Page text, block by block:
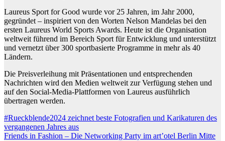
Laureus Sport for Good wurde vor 25 Jahren, im Jahr 2000,
gegründet – inspiriert von den Worten Nelson Mandelas bei den
ersten Laureus World Sports Awards. Heute ist die Organisation
weltweit führend im Bereich Sport für Entwicklung und unterstützt
und vernetzt über 300 sportbasierte Programme in mehr als 40
Ländern.
Die Preisverleihung mit Präsentationen und entsprechenden
Nachrichten wird den Medien weltweit zur Verfügung stehen und
auf den Social-Media-Plattformen von Laureus ausführlich
übertragen werden.
Beitragsnavigation
#Rueckblende2024 zeichnet beste Fotografien und Karikaturen des
vergangenen Jahres aus
Friends in Fashion – Die Networking Party im art’otel Berlin Mitte